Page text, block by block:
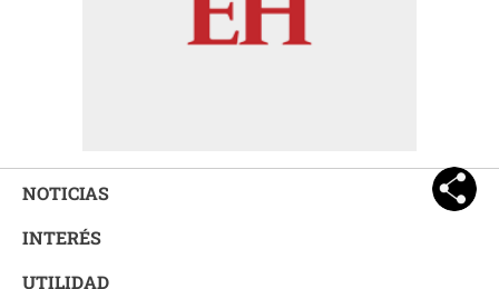
NOTICIAS
INTERÉS
UTILIDAD